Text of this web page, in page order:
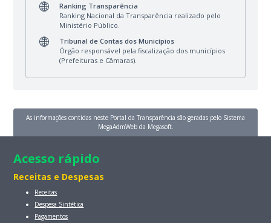
Ranking Transparência
Ranking Nacional da Transparência realizado pelo
Ministério Público.
Tribunal de Contas dos Municípios
Órgão responsável pela fiscalização dos municípios
(Prefeituras e Câmaras).
As informações contidas neste Portal da Transparência são geradas pelo Sistema
MegaAdmWeb da Megasoft.
Acesso rápido
Receitas e Despesas
Receitas
Despesa Sintética
Pagamentos